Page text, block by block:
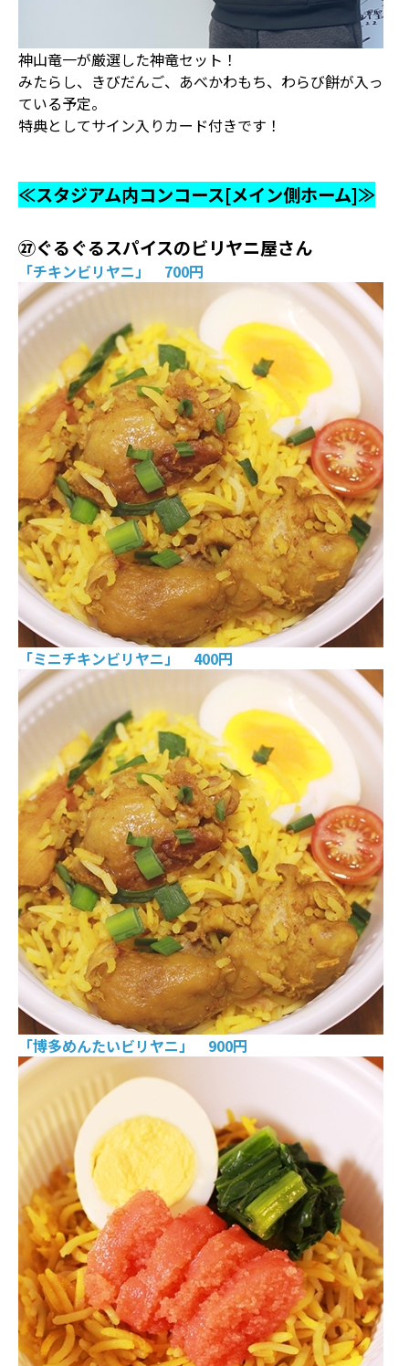
神山竜一が厳選した神竜セット！
みたらし、きびだんご、あべかわもち、わらび餅が入っ
ている予定。
特典としてサイン入りカード付きです！
≪スタジアム内コンコース[メイン側ホーム]≫
㉗ぐるぐるスパイスのビリヤニ屋さん
「チキンビリヤニ」 700円
「ミニチキンビリヤニ」 400円
「博多めんたいビリヤニ」 900円